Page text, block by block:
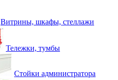
Витрины, шкафы, стеллажи
Тележки, тумбы
Стойки администратора